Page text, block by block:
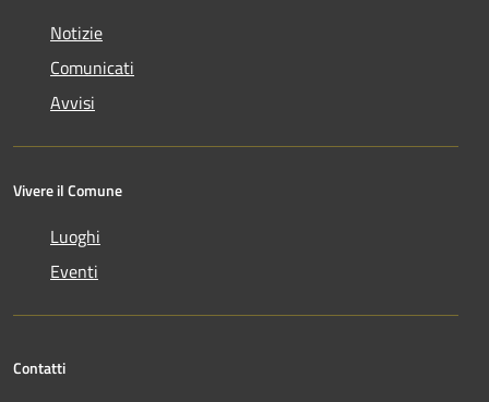
Notizie
Comunicati
Avvisi
Vivere il Comune
Luoghi
Eventi
Contatti